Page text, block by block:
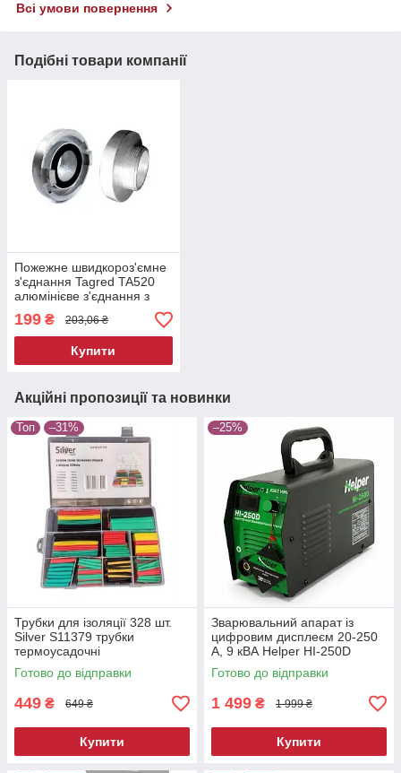
Всі умови повернення
Подібні товари компанії
Пожежне швидкороз'ємне
з'єднання Tagred TA520
алюмінієве з'єднання з
різьбою
199 ₴ 203,06 ₴
Купити
Акційні пропозиції та новинки
Топ –31%
Трубки для ізоляції 328 шт.
Silver S11379 трубки
термоусадочні
Готово до відправки
449 ₴ 649 ₴
Купити
–25%
Зварювальний апарат із
цифровим дисплеєм 20-250
А, 9 кВА Helper HI-250D
Готово до відправки
1 499 ₴ 1 999 ₴
Купити